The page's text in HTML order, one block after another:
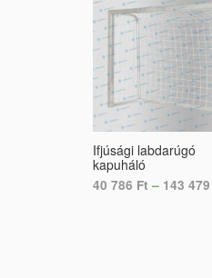
Ifjúsági labdarúgó
kapuháló
40 786 Ft – 143 479